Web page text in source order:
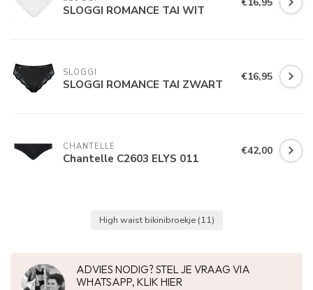
SLOGGI ROMANCE TAI WIT
SLOGGI
SLOGGI ROMANCE TAI ZWART €16,95
CHANTELLE
Chantelle C2603 ELYS 011 €42,00
High waist bikinibroekje (11)
ADVIES NODIG? STEL JE VRAAG VIA
WHATSAPP, KLIK HIER